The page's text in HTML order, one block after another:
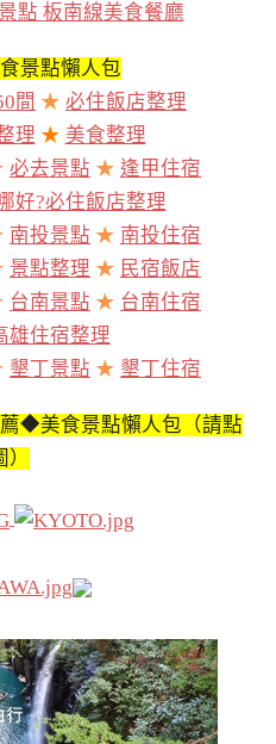
點 板南線美食餐廳
景點懶人包
間 ★ 必住飯店整理
理 ★ 美食整理
必去景點 ★ 逢甲住宿
好?必住飯店整理
南投景點 ★ 南投住宿
景點整理 ★ 民宿飯店
台南景點 ★ 台南住宿
雄住宿整理
墾丁景點 ★ 墾丁住宿
◆美食景點懶人包（請點
）